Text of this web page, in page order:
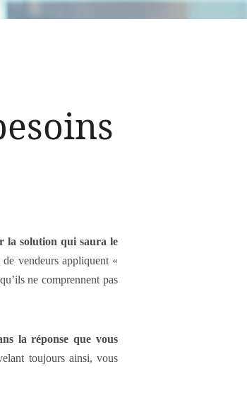
la solution qui saura le
vendeurs appliquent «
ne comprennent pas
la réponse que vous
toujours ainsi, vous